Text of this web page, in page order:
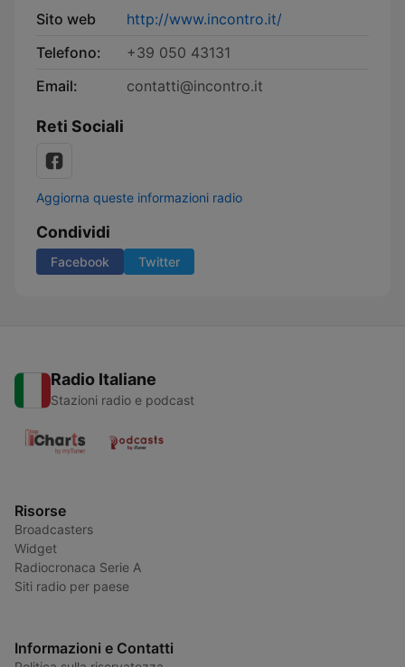
Sito web
http://www.incontro.it/
Telefono:
+39 050 43131
Email:
contatti@incontro.it
Reti Sociali
Aggiorna queste informazioni radio
Condividi
Facebook Twitter
Radio Italiane
Stazioni radio e podcast
Risorse
Broadcasters
Widget
Radiocronaca Serie A
Siti radio per paese
Informazioni e Contatti